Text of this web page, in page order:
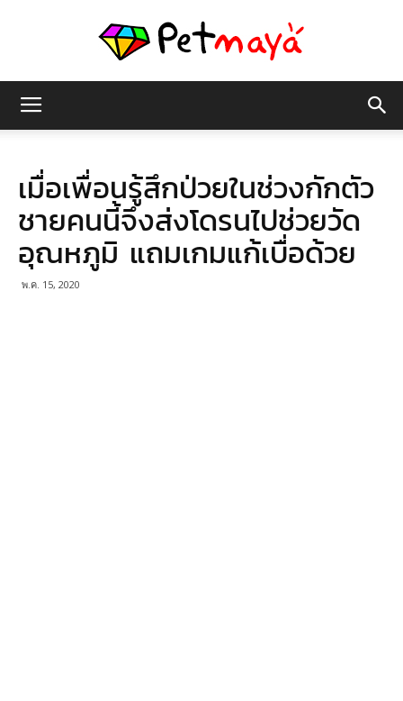
มายา
เมื่อเพื่อนรู้สึกป่วยในช่วงกักตัว
ชายคนนี้จึงส่งโดรนไปช่วยวัด
อุณหภูมิ แถมเกมแก้เบื่อด้วย
พ.ค. 15, 2020